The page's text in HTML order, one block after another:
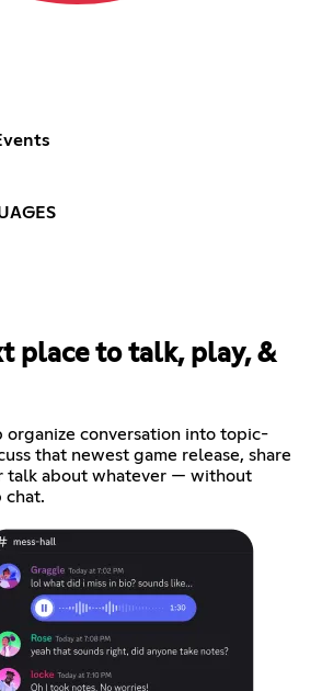
place to talk, play, &
organize conversation into topic-
that newest game release, share
talk about whatever — without
chat.